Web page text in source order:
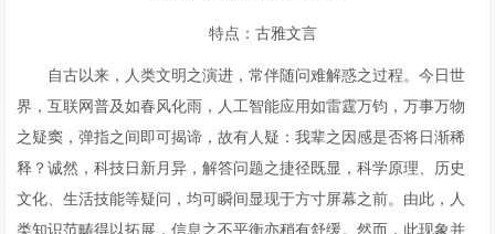
特点：古雅文言
自古以来，人类文明之演进，常伴随问难解惑之过程。今日世
界，互联网普及如春风化雨，人工智能应用如雷霆万钧，万事万物
之疑窦，弹指之间即可揭谛，故有人疑：我辈之因感是否将日渐稀
释？诚然，科技日新月异，解答问题之捷径既显，科学原理、历史
文化、生活技能等疑问，均可瞬间显现于方寸屏幕之前。由此，人
类知识范畴得以拓展，信息之不平衡亦稍有舒缓。然而，此现象并